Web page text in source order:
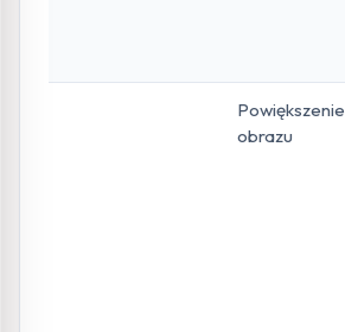
Powiększenie
obrazu